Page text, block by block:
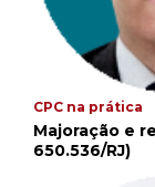
CPC na prática
Majoração e
650.536/RJ)